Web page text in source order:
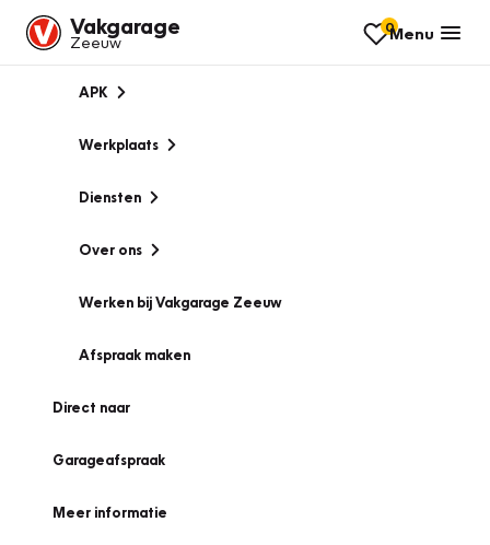
Vakgarage
Zeeuw
0Menu
APK
Werkplaats
Diensten
Over ons
Werken bij Vakgarage Zeeuw
Afspraak maken
Direct naar
Garageafspraak
Meer informatie